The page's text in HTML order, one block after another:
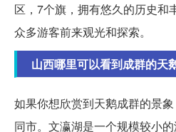
区，7个旗，拥有悠久的历史和
众多游客前来观光和探索。
山西哪里可以看到成群的天
如果你想欣赏到天鹅成群的景
同市。文瀛湖是一个规模较小